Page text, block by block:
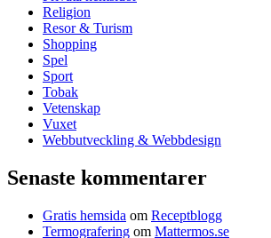
Religion
Resor & Turism
Shopping
Spel
Sport
Tobak
Vetenskap
Vuxet
Webbutveckling & Webbdesign
Senaste kommentarer
Gratis hemsida om Receptblogg
Termografering om Mattermos.se